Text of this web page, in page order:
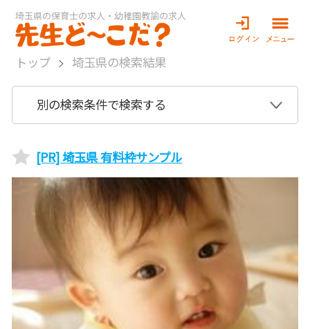
埼玉県の保育士の求人・幼稚園教諭の求人
トップ 埼玉県の検索結果
別の検索条件で検索する
[PR] 埼玉県 有料枠サンプル